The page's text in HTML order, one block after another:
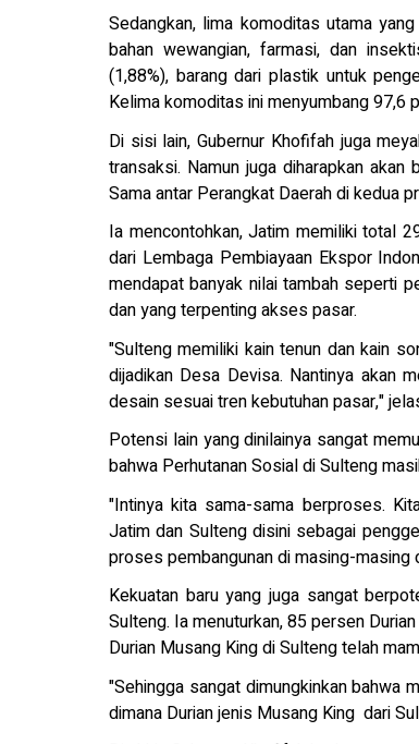
Sedangkan, lima komoditas utama
bahan wewangian, farmasi, dan
(1,88%), barang dari plastik untuk
Kelima komoditas ini menyumbang 97,6
Di sisi lain, Gubernur Khofifah juga
transaksi. Namun juga diharapkan
Sama antar Perangkat Daerah di kedua
Ia mencontohkan, Jatim memiliki total
dari Lembaga Pembiayaan Ekspor
mendapat banyak nilai tambah seperti
dan yang terpenting akses pasar.
"Sulteng memiliki kain tenun dan kain
dijadikan Desa Devisa. Nantinya akan
desain sesuai tren kebutuhan pasar,"
Potensi lain yang dinilainya sangat
bahwa Perhutanan Sosial di Sulteng
"Intinya kita sama-sama berproses.
Jatim dan Sulteng disini sebagai
proses pembangunan di masing-masing
Kekuatan baru yang juga sangat
Sulteng. Ia menuturkan, 85 persen
Durian Musang King di Sulteng telah
"Sehingga sangat dimungkinkan bahwa
dimana Durian jenis Musang King dari